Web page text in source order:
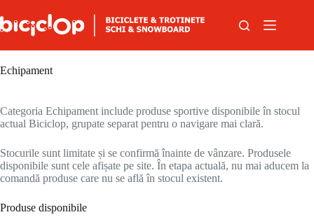
Echipament
Categoria Echipament include produse sportive disponibile în stocul
actual Biciclop, grupate separat pentru o navigare mai clară.
Stocurile sunt limitate și se confirmă înainte de vânzare. Produsele
disponibile sunt cele afișate pe site. În etapa actuală, nu mai aducem la
comandă produse care nu se află în stocul existent.
Produse disponibile